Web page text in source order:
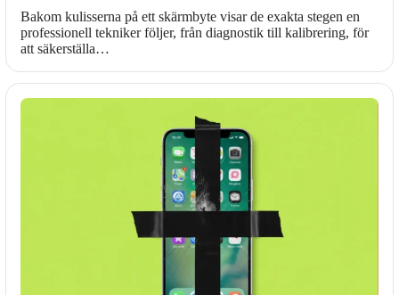
Bakom kulisserna på ett skärmbyte visar de exakta stegen en
professionell tekniker följer, från diagnostik till kalibrering, för
att säkerställa…